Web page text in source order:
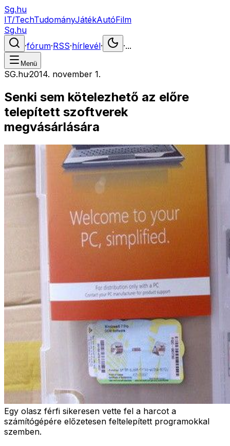
Sg.hu
IT/TechTudományJátékAutóFilm
Sg.hu
·fórum·RSS·hírlevél· ·...
Menü
SG.hu·2014. november 1.
Senki sem kötelezhető az előre
telepített szoftverek
megvásárlására
Egy olasz férfi sikeresen vette fel a harcot a
számítógépére előzetesen feltelepített programokkal
szemben.